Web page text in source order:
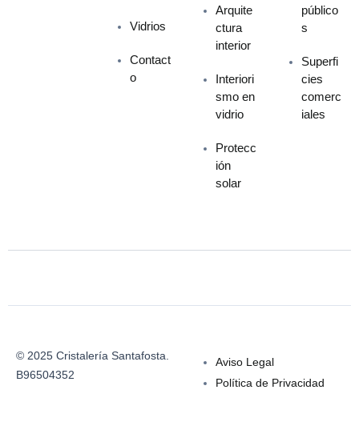
Vidrios
Contact
o
Arquite
ctura
interior
Interiori
smo en
vidrio
Protecc
ión
solar
público
s
Superfi
cies
comerc
iales
© 2025 Cristalería Santafosta.
B96504352
Aviso Legal
Política de Privacidad